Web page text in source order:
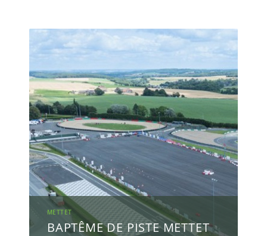
METTET
BAPTÊME DE PISTE METTET